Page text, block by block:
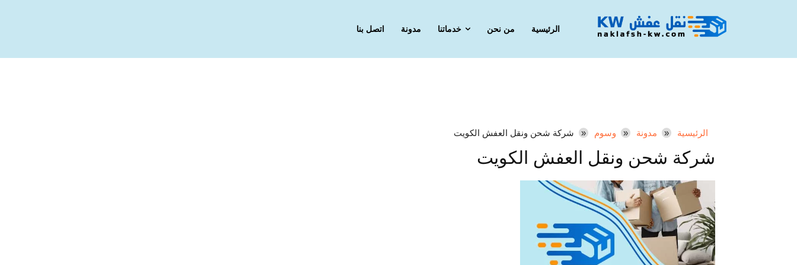
الرئيسية من نحن خدماتنا مدونة اتصل بنا
الرئيسية مدونة وسوم شركة شحن ونقل العفش الكويت
شركة شحن ونقل العفش الكويت